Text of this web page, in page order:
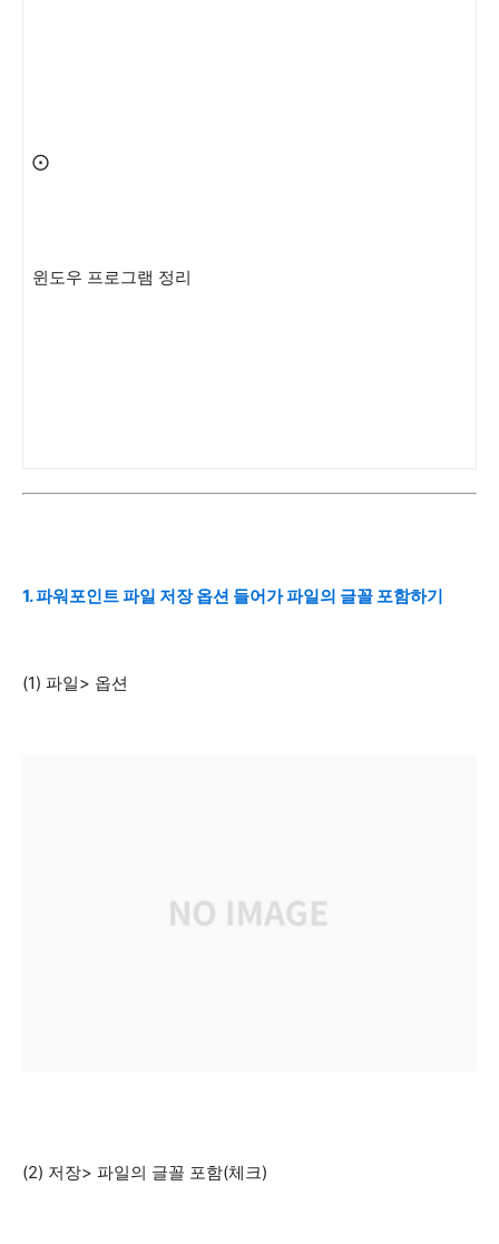
⨀
윈도우 프로그램 정리
1. 파워포인트 파일 저장 옵션 들어가 파일의 글꼴 포함하기
(1) 파일> 옵션
(2) 저장> 파일의 글꼴 포함(체크)